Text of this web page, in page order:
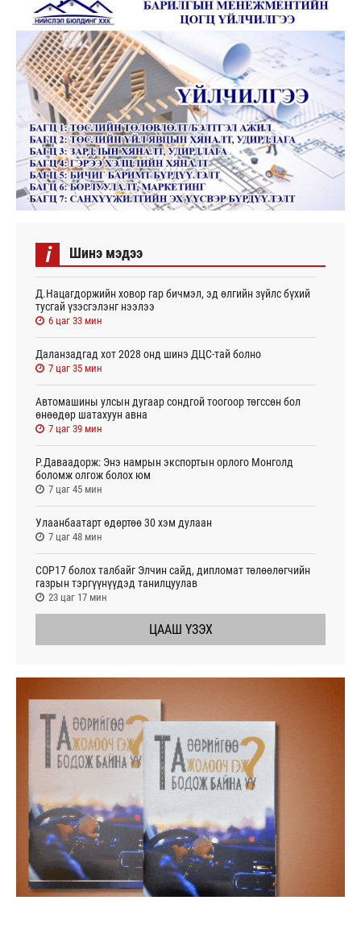
i Шинэ мэдээ
Д.Нацагдоржийн ховор гар бичмэл, эд өлгийн зүйлс бүхий
тусгай үзэсгэлэнг нээлээ
6 цаг 33 мин
Даланзадгад хот 2028 онд шинэ ДЦС-тай болно
7 цаг 35 мин
Автомашины улсын дугаар сондгой тоогоор төгссөн бол
өнөөдөр шатахуун авна
7 цаг 39 мин
Р.Даваадорж: Энэ намрын экспортын орлого Монголд
боломж олгож болох юм
7 цаг 45 мин
Улаанбаатарт өдөртөө 30 хэм дулаан
7 цаг 48 мин
СОР17 болох талбайг Элчин сайд, дипломат төлөөлөгчийн
газрын тэргүүнүүдэд танилцуулав
23 цаг 17 мин
ЦААШ ҮЗЭХ